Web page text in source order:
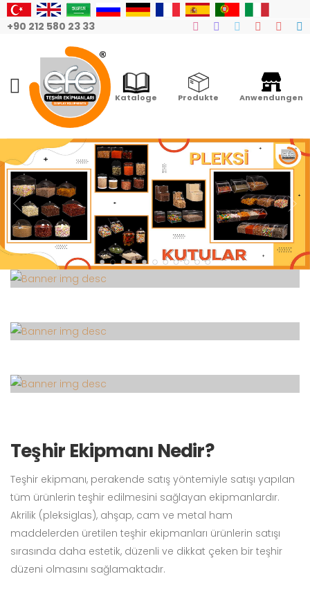
+90 212 580 23 33
Mobile MenuKataloge Produkte Anwendungen
Teşhir Ekipmanı Nedir?
Teşhir ekipmanı, perakende satış yöntemiyle satışı yapılan
tüm ürünlerin teşhir edilmesini sağlayan ekipmanlardır.
Akrilik (pleksiglas), ahşap, cam ve metal ham
maddelerden üretilen teşhir ekipmanları ürünlerin satışı
sırasında daha estetik, düzenli ve dikkat çeken bir teşhir
düzeni olmasını sağlamaktadır.